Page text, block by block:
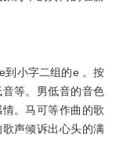
到小字二组的e 。按
等。男低音的音色
。马可等作曲的歌
声倾诉出心头的满